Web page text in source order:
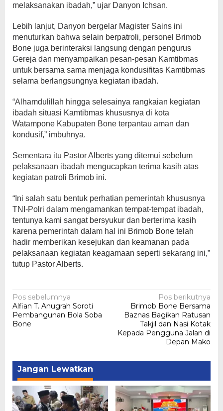
melaksanakan ibadah,” ujar Danyon Ichsan.
Lebih lanjut, Danyon bergelar Magister Sains ini
menuturkan bahwa selain berpatroli, personel Brimob
Bone juga berinteraksi langsung dengan pengurus
Gereja dan menyampaikan pesan-pesan Kamtibmas
untuk bersama sama menjaga kondusifitas Kamtibmas
selama berlangsungnya kegiatan ibadah.
“Alhamdulillah hingga selesainya rangkaian kegiatan
ibadah situasi Kamtibmas khususnya di kota
Watampone Kabupaten Bone terpantau aman dan
kondusif,” imbuhnya.
Sementara itu Pastor Alberts yang ditemui sebelum
pelaksanaan ibadah mengucapkan terima kasih atas
kegiatan patroli Brimob ini.
“Ini salah satu bentuk perhatian pemerintah khususnya
TNI-Polri dalam mengamankan tempat-tempat ibadah,
tentunya kami sangat bersyukur dan berterima kasih
karena pemerintah dalam hal ini Brimob Bone telah
hadir memberikan kesejukan dan keamanan pada
pelaksanaan kegiatan keagamaan seperti sekarang ini,”
tutup Pastor Alberts.
Navigasi
pos
Pos sebelumnya
Alfian T. Anugrah Soroti
Pembangunan Bola Soba
Bone
Pos berikutnya
Brimob Bone Bersama
Baznas Bagikan Ratusan
Takjil dan Nasi Kotak
Kepada Pengguna Jalan di
Depan Mako
Jangan Lewatkan